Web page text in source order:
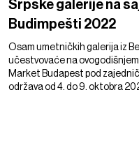
Srpske galerije na
Budimpešti 2022
Osam umetničkih galerija iz
učestvovaće na
Market Budapest pod
održava od 4. do 9. oktobra